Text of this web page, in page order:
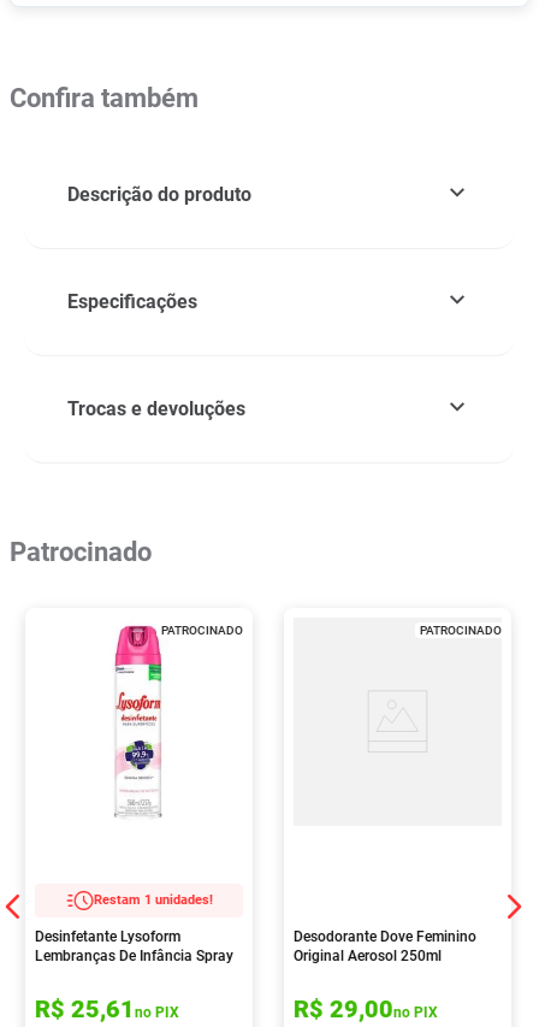
Confira também
Descrição do produto
Especificações
Trocas e devoluções
Patrocinado
PATROCINADO
Restam 1 unidades!
Desinfetante Lysoform
Lembranças De Infância Spray
R$ 25,61 no PIX
PATROCINADO
Desodorante Dove Feminino
Original Aerosol 250ml
R$ 29,00no PIX